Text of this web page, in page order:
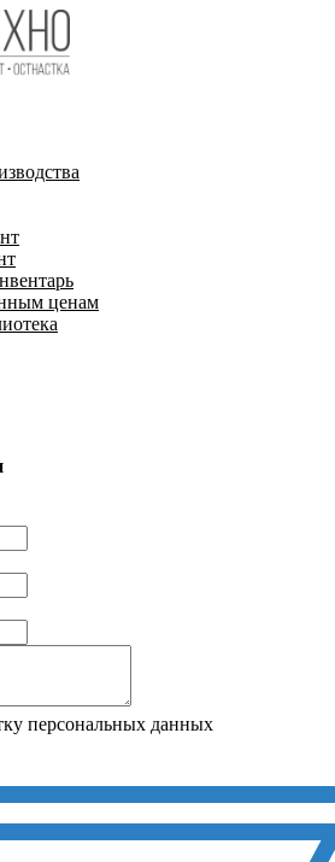
ценам
персональных данных